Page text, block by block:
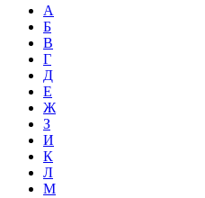
А
Б
В
Г
Д
Е
Ж
З
И
К
Л
М